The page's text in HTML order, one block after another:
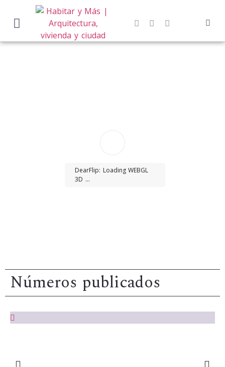
DearFlip WordPress Flipbook
Plugin Help documentation.
DearFlip: Loading WEBGL
3D ...
Números publicados